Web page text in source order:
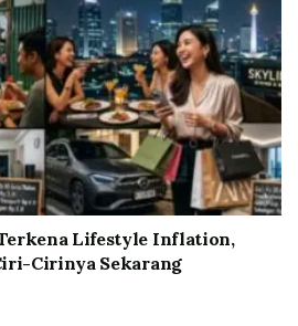
Lifestyle Inflation,
Cirinya Sekarang